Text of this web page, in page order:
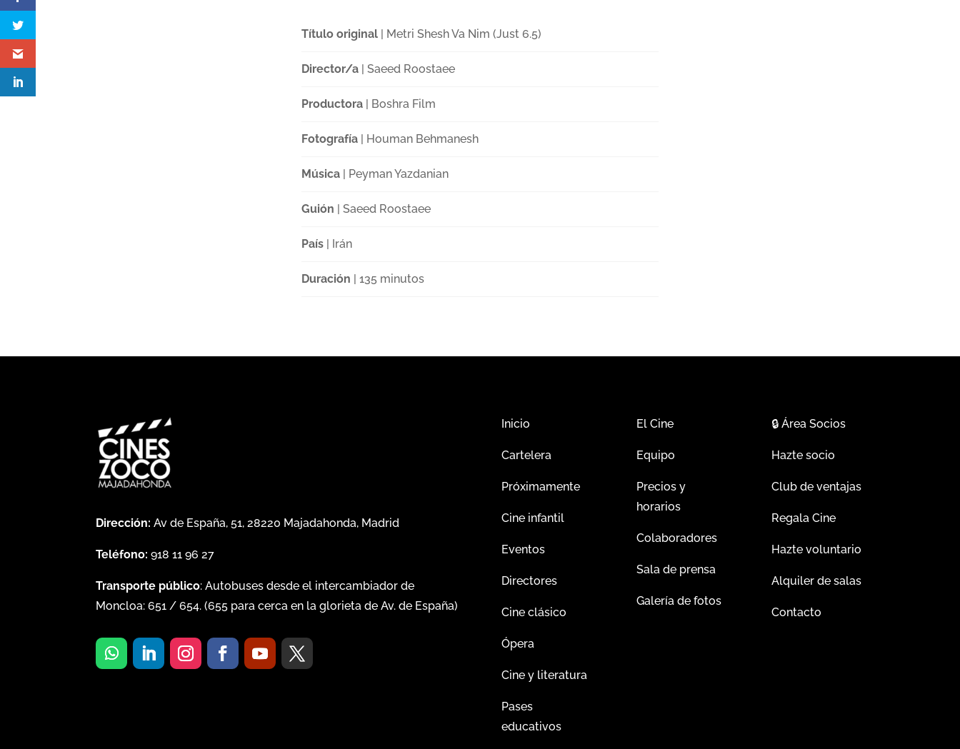
Título original| Metri Shesh Va Nim (Just 6.5)
Director/a| Saeed Roostaee
Productora| Boshra Film
Fotografía| Houman Behmanesh
Música| Peyman Yazdanian
Guión | Saeed Roostaee
País| Irán
Duración | 135 minutos
Dirección: Av de España, 51, 28220 Majadahonda, Madrid
Teléfono: 918 11 96 27
Transporte público: Autobuses desde el intercambiador de
Moncloa:651 /654. (655 para cerca en la glorieta de Av. de España)
Inicio
Cartelera
Próximamente
Cine infantil
Eventos
Directores
Cine clásico
Ópera
Cine y literatura
Pases
educativos
El Cine
Equipo
Precios y
horarios
Colaboradores
Sala de prensa
Galería de fotos
🔒Área Socios
Hazte socio
Club de ventajas
Regala Cine
Hazte voluntario
Alquiler de salas
Contacto